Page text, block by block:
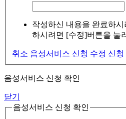
작성하신 내용을 완료하
하시려면 [수정]버튼을 눌
취소 음성서비스 신청 수정 신청
음성서비스 신청 확인
닫기
음성서비스 신청 확인